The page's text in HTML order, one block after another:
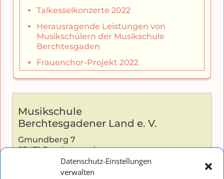
Datenschutz-Einstellungen
verwalten
Talkesselkonzerte 2022
Herausragende Leistungen von
Musikschülern der Musikschule
Berchtesgaden
Frauenchor-Projekt 2022
Musikschule
Berchtesgadener Land e. V.
Gmundberg 7
83471 Berchtesgaden